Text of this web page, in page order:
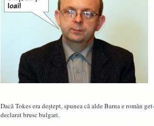
Dacă Tokes era deştept, spunea că alde Barna e român
declarat brusc bulgari.